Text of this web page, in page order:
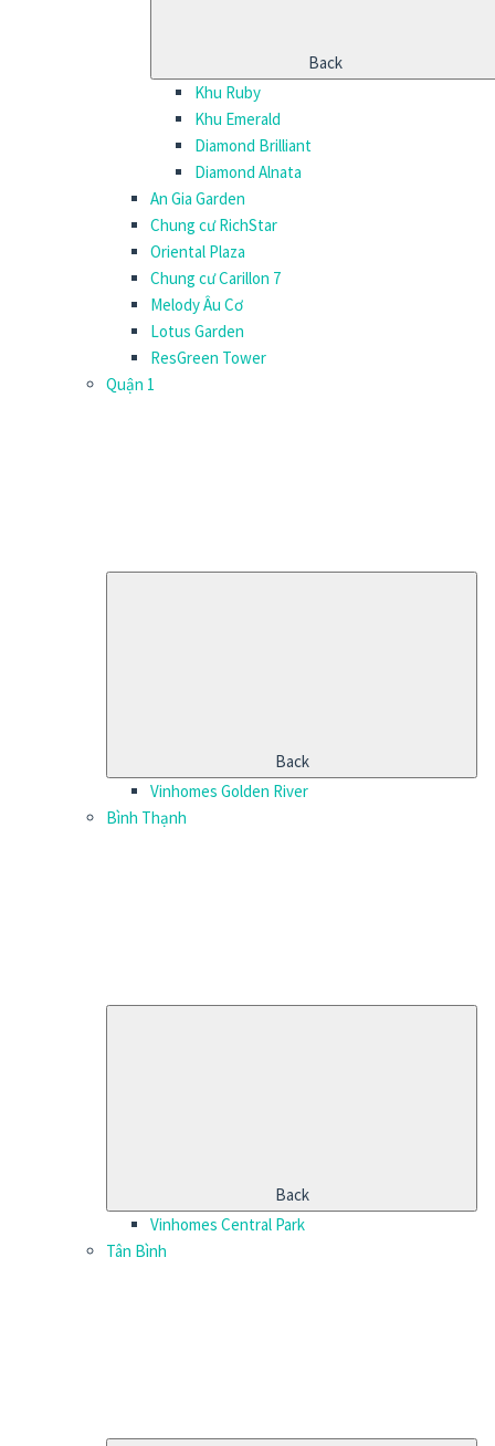
Back
Khu Ruby
Khu Emerald
Diamond Brilliant
Diamond Alnata
An Gia Garden
Chung cư RichStar
Oriental Plaza
Chung cư Carillon 7
Melody Âu Cơ
Lotus Garden
ResGreen Tower
Quận 1
Back
Vinhomes Golden River
Bình Thạnh
Back
Vinhomes Central Park
Tân Bình